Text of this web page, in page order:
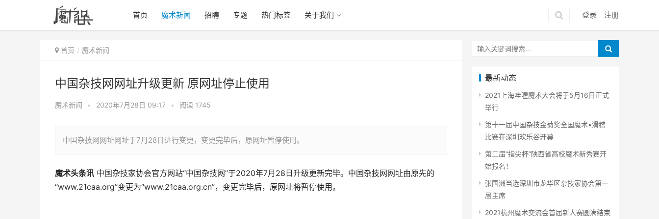
首页 魔术新闻 招聘 专题 热门标签 关于我们 登录 注册
首页 魔术新闻
中国杂技网网址升级更新 原网址停止使用
魔术新闻 • 2020年7月28日 09:17 • 阅读 1745
中国杂技网网址网址于7月28日进行变更，变更完毕后，原网址暂停使用。
魔术头条讯 中国杂技家协会官方网站“中国杂技网”于2020年7月28日升级更新完毕。中国杂技网网址由原先的
“www.21caa.org”变更为“www.21caa.org.cn”，变更完毕后，原网址将暂停使用。
最新动态
2021上海哇喔魔术大会将于5月16日正式
举行
第十一届中国杂技金菊奖全国魔术•滑稽
比赛在深圳欢乐谷开幕
第二届“指尖杯”陕西省高校魔术新秀赛开
始报名！
张国洲当选深圳市龙华区杂技家协会第一
届主席
2021杭州魔术交流会首届新人赛圆满结束